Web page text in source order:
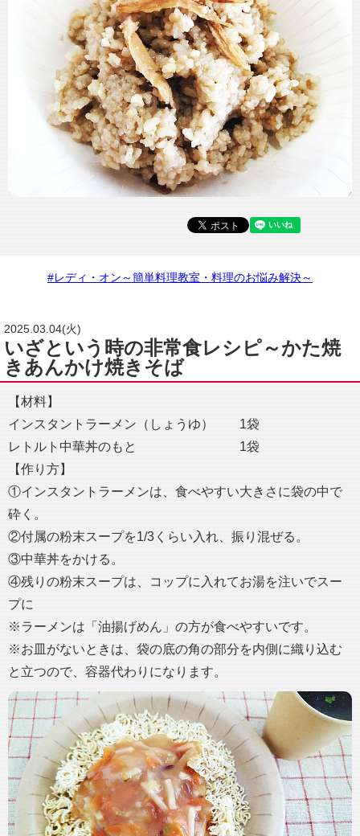
#レディ・オン～簡単料理教室・料理のお悩み解決～
2025.03.04(火)
いざという時の非常食レシピ～かた焼
きあんかけ焼きそば
【材料】
インスタントラーメン（しょうゆ） 1袋
レトルト中華丼のもと 1袋
【作り方】
①インスタントラーメンは、食べやすい大きさに袋の中で
砕く。
②付属の粉末スープを1/3くらい入れ、振り混ぜる。
③中華丼をかける。
④残りの粉末スープは、コップに入れてお湯を注いでスー
プに
※ラーメンは「油揚げめん」の方が食べやすいです。
※お皿がないときは、袋の底の角の部分を内側に織り込む
と立つので、容器代わりになります。